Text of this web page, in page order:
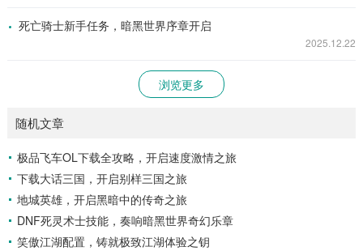
死亡骑士新手任务，暗黑世界序章开启
2025.12.22
浏览更多
随机文章
极品飞车OL下载全攻略，开启速度激情之旅
下载大话三国，开启别样三国之旅
地城英雄，开启黑暗中的传奇之旅
DNF死灵术士技能，奏响暗黑世界奇幻乐章
笑傲江湖配置，铸就极致江湖体验之钥